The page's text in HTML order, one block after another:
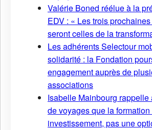
Valérie Boned réélue à la
EDV : « Les trois
seront celles de la
Les adhérents Selectour
solidarité : la Fondation
engagement auprès de
associations
Isabelle Mainbourg rappelle
de voyages que la formation
investissement, pas une